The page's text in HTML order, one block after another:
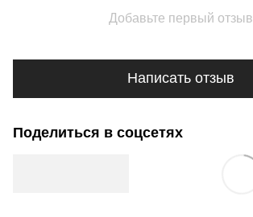
Добавьте первый отзыв
Написать отзыв
Поделиться в соцсетях